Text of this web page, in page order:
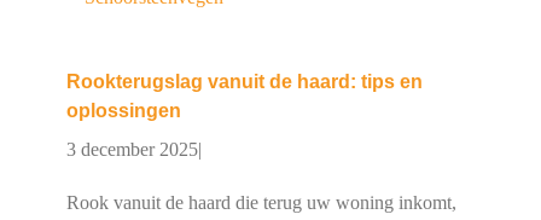
Rookterugslag vanuit de haard: tips en
oplossingen
3 december 2025|
Rook vanuit de haard die terug uw woning inkomt,